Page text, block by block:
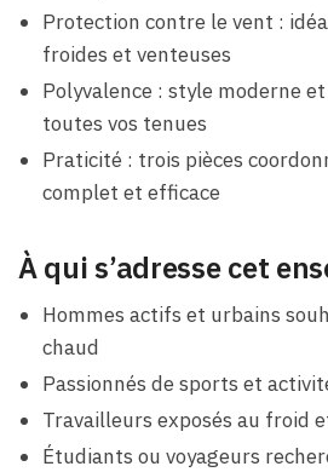
Protection contre le vent :
froides et venteuses
Polyvalence : style moderne
toutes vos tenues
Praticité : trois pièces
complet et efficace
À qui s’adresse cet
Hommes actifs et urbains
chaud
Passionnés de sports et
Travailleurs exposés au froid
Étudiants ou voyageurs